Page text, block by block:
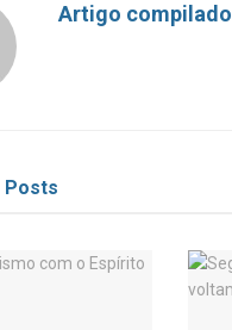
Artigo compilado
Posts